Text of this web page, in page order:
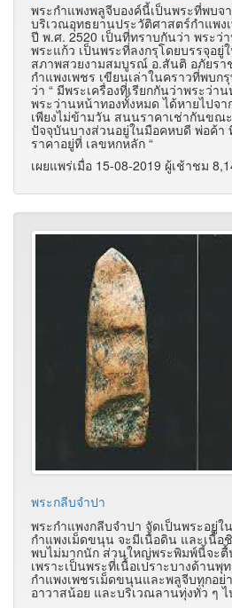
พระกำแพงพลูจีบองค์นี้เป็นพระที่พบจ
บริเวณอุทธยานประวัติศาสตร์กำแพง
ปี พ.ศ. 2520 เป็นที่ทราบกันว่า พระว่
พระแก้ว เป็นพระที่ลงกรุโดยบรรจุอยู่
สภาพสวยงามสมบูรณ์ อ.สันติ อภัยร
กำแพงเพชร เขียนเล่าในคราวที่พบก
ว่า “ มีพระเครื่องที่เรียกกันว่าพระว่
พระว่านหน้าทองทั้งหมด ได้หายไปจา
เพียงไมข้ามวัน สนนราคาเช่ากันขณ
ปัจจุบันบางส่วนอยู่ในมือคหบดี พ่อค้า
ราคาอยู่ที่ เลขหกหลัก “
เผยแพร่เมื่อ 15-08-2019 ผู้เช้าชม
พระกลีบจำปา
พระกำแพงกลีบจำปา จัดเป็นพระอยู่ใ
กำแพงเม็ดขนุน จะมีเนื้อดิน และเนื้อ
พบไม่มากนัก ส่วนใหญ่พระพิมพ์นี้จะ
เพราะเป็นพระที่เนื้อเปราะบางด้าน
กำแพงเพชรเม็ดขนุนและพลูจีบทุกอ
อาวาสน้อย และบริเวณลานทุ่งทั่ว ๆ ไ